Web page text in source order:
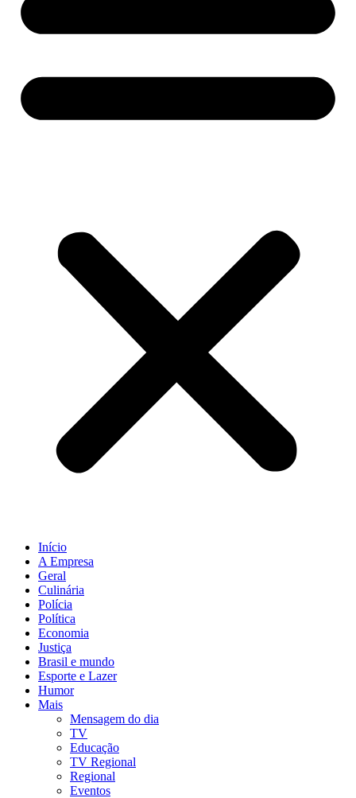
Início
A Empresa
Geral
Culinária
Polícia
Política
Economia
Justiça
Brasil e mundo
Esporte e Lazer
Humor
Mais
Mensagem do dia
TV
Educação
TV Regional
Regional
Eventos